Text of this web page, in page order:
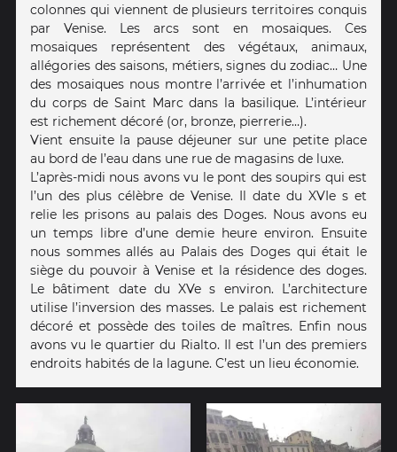
colonnes qui viennent de plusieurs territoires conquis
par Venise. Les arcs sont en mosaiques. Ces
mosaiques représentent des végétaux, animaux,
allégories des saisons, métiers, signes du zodiac… Une
des mosaiques nous montre l’arrivée et l’inhumation
du corps de Saint Marc dans la basilique. L’intérieur
est richement décoré (or, bronze, pierrerie…).
Vient ensuite la pause déjeuner sur une petite place
au bord de l’eau dans une rue de magasins de luxe.
L’après-midi nous avons vu le pont des soupirs qui est
l’un des plus célèbre de Venise. Il date du XVIe s et
relie les prisons au palais des Doges. Nous avons eu
un temps libre d’une demie heure environ. Ensuite
nous sommes allés au Palais des Doges qui était le
siège du pouvoir à Venise et la résidence des doges.
Le bâtiment date du XVe s environ. L’architecture
utilise l’inversion des masses. Le palais est richement
décoré et possède des toiles de maîtres. Enfin nous
avons vu le quartier du Rialto. Il est l’un des premiers
endroits habités de la lagune. C’est un lieu économie.